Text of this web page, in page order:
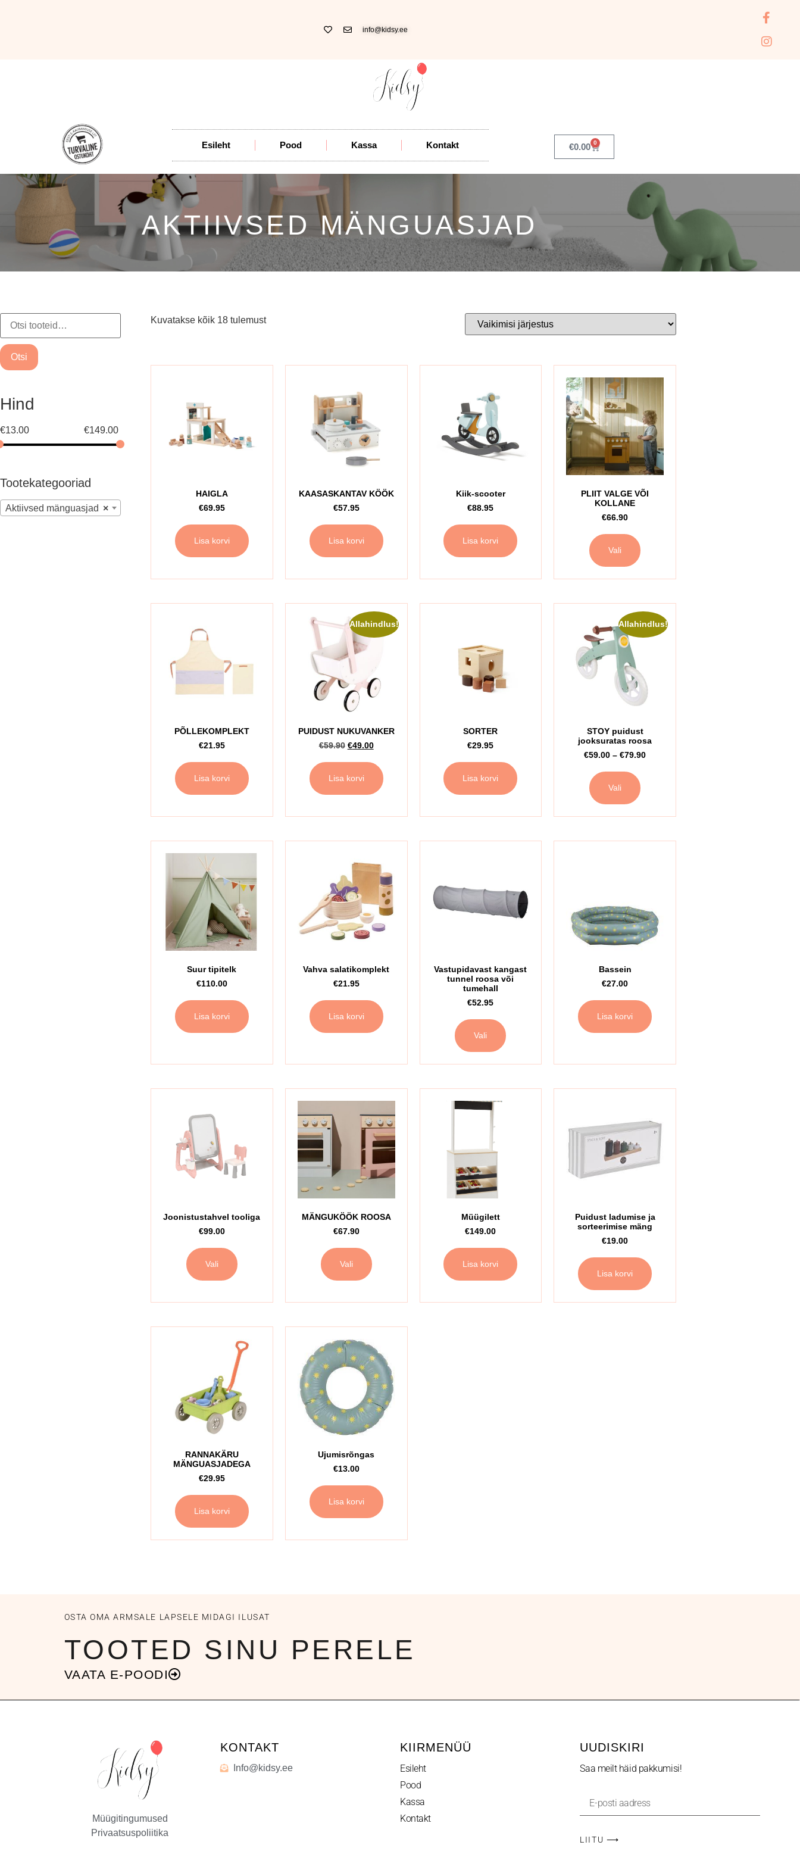
info@kidsy.ee
Esileht Pood Kassa Kontakt €0.00 0
AKTIIVSED MÄNGUASJAD
Otsi
Hind
€13.00 €149.00
Tootekategooriad
×
Aktiivsed mänguasjad
Kuvatakse kõik 18 tulemust
HAIGLA
€69.95
Lisa korvi
KAASASKANTAV KÖÖK
€57.95
Lisa korvi
Kiik-scooter
€88.95
Lisa korvi
PLIIT VALGE VÕI
KOLLANE
€66.90
Vali
PÕLLEKOMPLEKT
€21.95
Lisa korvi
Allahindlus!
PUIDUST NUKUVANKER
€59.90 €49.00
Lisa korvi
SORTER
€29.95
Lisa korvi
Allahindlus!
STOY puidust
jooksuratas roosa
€59.00 – €79.90
Vali
Suur tipitelk
€110.00
Lisa korvi
Vahva salatikomplekt
€21.95
Lisa korvi
Vastupidavast kangast
tunnel roosa või
tumehall
€52.95
Vali
Bassein
€27.00
Lisa korvi
Joonistustahvel tooliga
€99.00
Vali
MÄNGUKÖÖK ROOSA
€67.90
Vali
Müügilett
€149.00
Lisa korvi
Puidust ladumise ja
sorteerimise mäng
€19.00
Lisa korvi
RANNAKÄRU
MÄNGUASJADEGA
€29.95
Lisa korvi
Ujumisrõngas
€13.00
Lisa korvi
OSTA OMA ARMSALE LAPSELE MIDAGI ILUSAT
TOOTED SINU PERELE
VAATA E-POODI
Müügitingumused
Privaatsuspoliitika
KONTAKT
Info@kidsy.ee
KIIRMENÜÜ
Esileht
Pood
Kassa
Kontakt
UUDISKIRI
Saa meilt häid pakkumisi!
LIITU ⟶